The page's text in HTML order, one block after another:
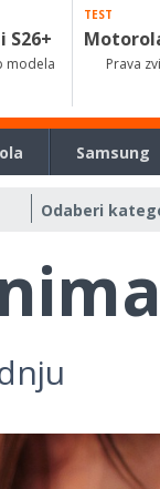
S26+
modela
TEST
Prava
Samsung